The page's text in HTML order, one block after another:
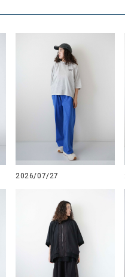
Deck（ディック）
EVOL（イーボル）
Emma Taylor（エマテイ
FLAVOR TEE（フレーバー
GO TO HOLLYWOOD（
ッド）
GOOD SPEED（グッドス
GAIMO（ガイモ）
GRAMICCI（グラミチ）
2026/07/27